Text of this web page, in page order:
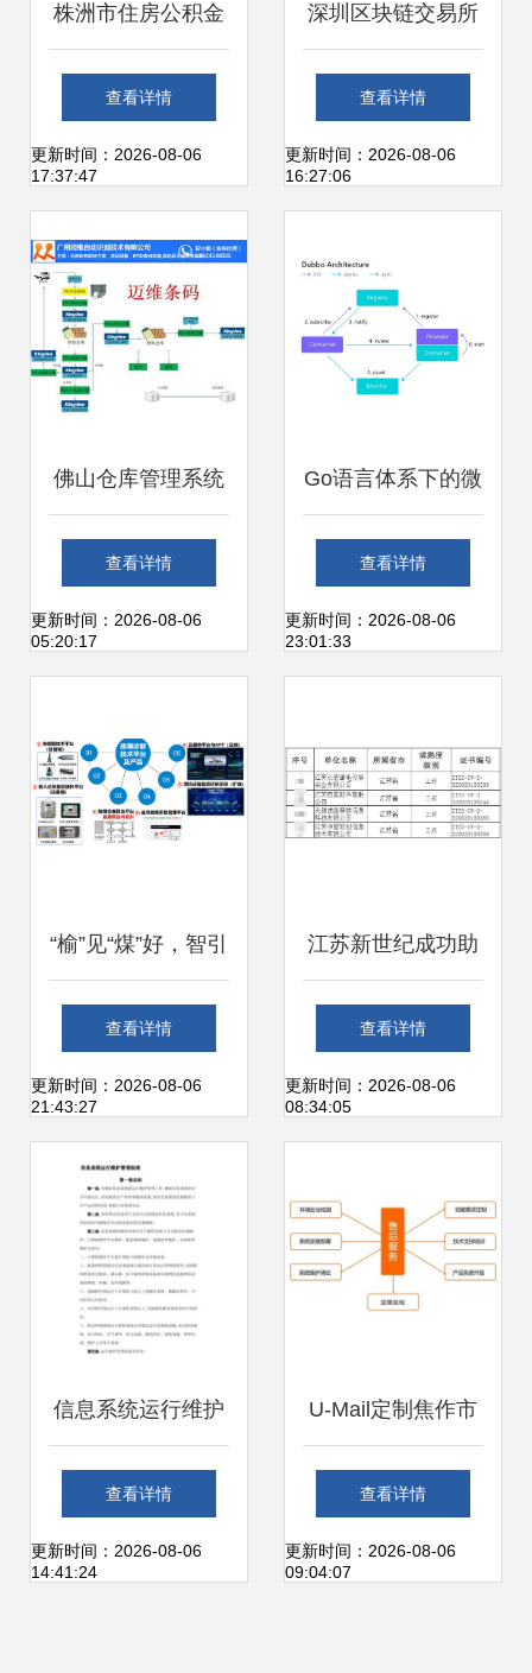
株洲市住房公积金
管理中心信息管理
系统运维服务单一
查看详情
更新时间：2026-08-06
17:37:47
深圳区块链交易所
系统一站式开发搭
建与运维解决方案
查看详情
更新时间：2026-08-06
16:27:06
佛山仓库管理系统
与广州迈维条码 实
现工厂仓库信息化
查看详情
更新时间：2026-08-06
05:20:17
Go语言体系下的微
服务框架选型 以
Dubbo Go 为切入
行维护服务
查看详情
更新时间：2026-08-06
23:01:33
“榆”见“煤”好，智引
未来 中国煤科常州
研究院亮相第十八
查看详情
更新时间：2026-08-06
21:43:27
江苏新世纪成功助
力四家企业通过
ITSS运维能力成熟
查看详情
更新时间：2026-08-06
08:34:05
信息系统运行维护
服务管理制度及信
息更新流程
查看详情
更新时间：2026-08-06
14:41:24
U-Mail定制焦作市
中级人民法院邮件
系统 构筑安全高效
查看详情
更新时间：2026-08-06
09:04:07